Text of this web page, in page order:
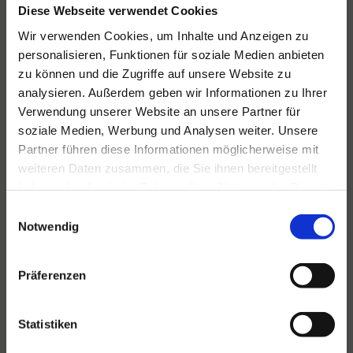
Diese Webseite verwendet Cookies
Wir verwenden Cookies, um Inhalte und Anzeigen zu
personalisieren, Funktionen für soziale Medien anbieten
zu können und die Zugriffe auf unsere Website zu
analysieren. Außerdem geben wir Informationen zu Ihrer
Verwendung unserer Website an unsere Partner für
soziale Medien, Werbung und Analysen weiter. Unsere
Partner führen diese Informationen möglicherweise mit
weiteren Daten zusammen, die Sie ihnen bereitgestellt
Notwendig
Präferenzen
Statistiken
Für alle Ihre Veranstaltungen
und Feste
Hansen Events ist Ihr Partner für
Veranstaltungen von groß bis klein.
Lesen Sie mehr